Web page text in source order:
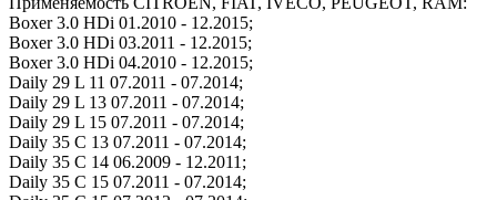
Boxer 3.0 HDi 01.2010 - 12.2015;
Boxer 3.0 HDi 03.2011 - 12.2015;
Boxer 3.0 HDi 04.2010 - 12.2015;
Daily 29 L 11 07.2011 - 07.2014;
Daily 29 L 13 07.2011 - 07.2014;
Daily 29 L 15 07.2011 - 07.2014;
Daily 35 C 13 07.2011 - 07.2014;
Daily 35 C 14 06.2009 - 12.2011;
Daily 35 C 15 07.2011 - 07.2014;